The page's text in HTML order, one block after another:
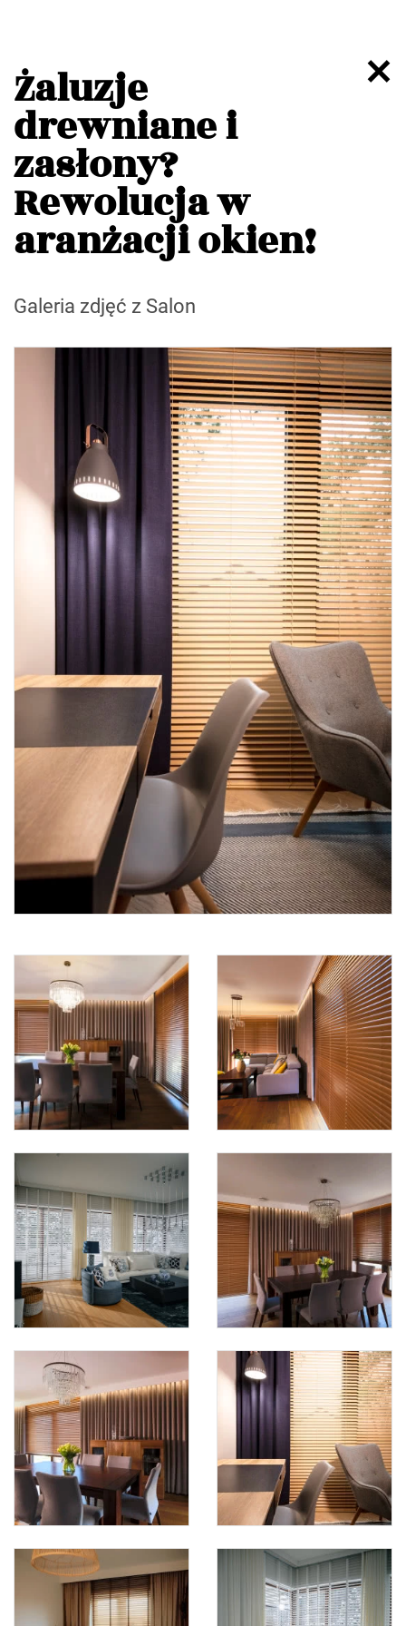
Żaluzje
drewniane i
zasłony?
Rewolucja w
aranżacji okien!
Galeria zdjęć z Salon